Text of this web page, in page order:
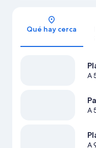
Qué hay cerca
A
A
A